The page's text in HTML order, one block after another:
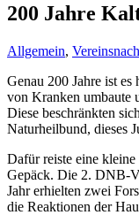
200 Jahre
Allgemein,
Genau 200 Jahre ist
von Kranken umbaute
Diese beschränkten
Naturheilbund, dieses
Dafür reiste eine
Gepäck. Die 2. DNB-
Jahr erhielten zwei
die Reaktionen der